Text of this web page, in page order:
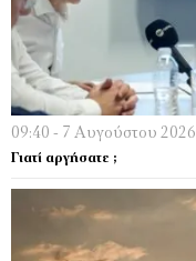
09:40 - 7 Αυγούστου 2026
Γιατί αργήσατε ;